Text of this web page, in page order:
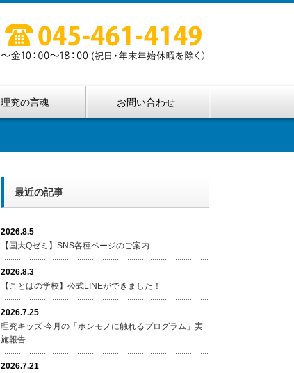
理究の言魂 お問い合わせ
最近の記事
2026.8.5
【国大Qゼミ】SNS各種ページのご案内
2026.8.3
【ことばの学校】公式LINEができました！
2026.7.25
理究キッズ 今月の「ホンモノに触れるプログラム」実
施報告
2026.7.21